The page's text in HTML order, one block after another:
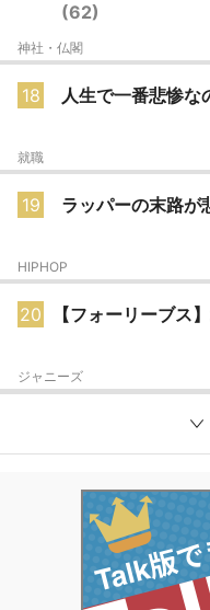
(62)
神社・仏閣
18 人生で一番悲惨な
就職
19 ラッパーの末路が
HIPHOP
20 【フォーリーブス
ジャニーズ